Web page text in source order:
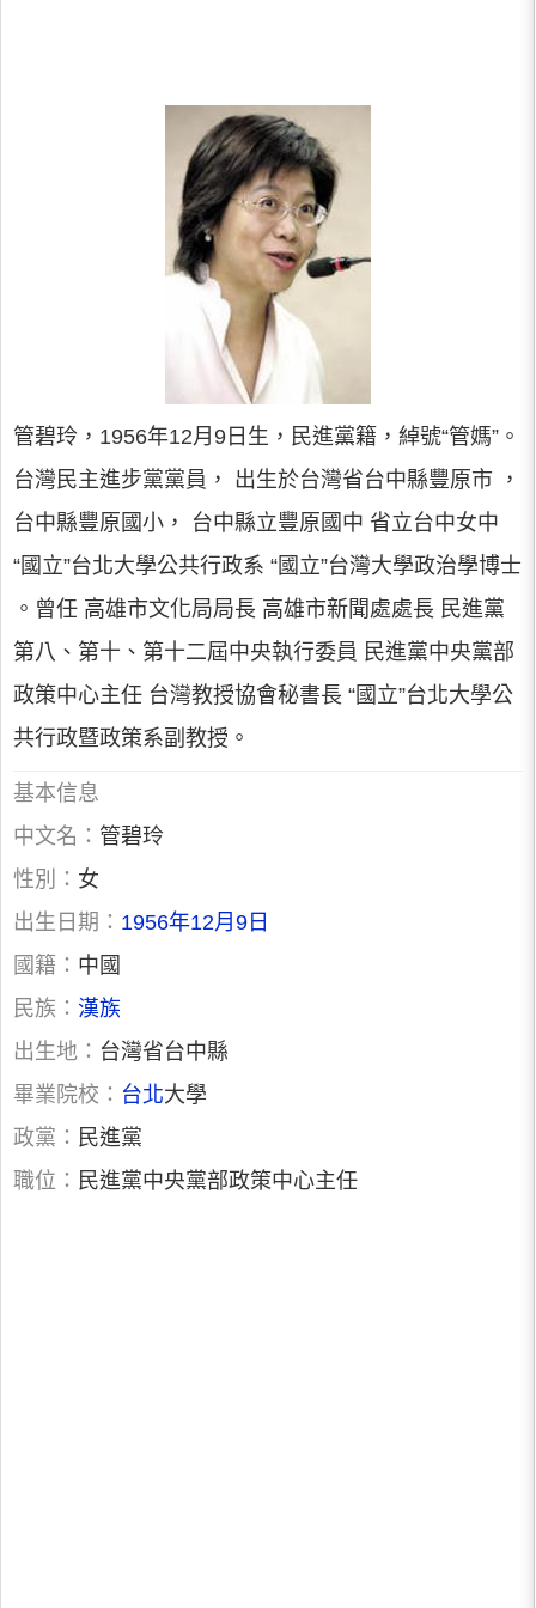
管碧玲，1956年12月9日生，民進黨籍，綽號“管媽”。
台灣民主進步黨黨員， 出生於台灣省台中縣豐原市 ，
台中縣豐原國小， 台中縣立豐原國中 省立台中女中
“國立”台北大學公共行政系 “國立”台灣大學政治學博士
。曾任 高雄市文化局局長 高雄市新聞處處長 民進黨
第八、第十、第十二屆中央執行委員 民進黨中央黨部
政策中心主任 台灣教授協會秘書長 “國立”台北大學公
共行政暨政策系副教授。
基本信息
中文名： 管碧玲
性別： 女
出生日期： 1956年12月9日
國籍： 中國
民族： 漢族
出生地： 台灣省台中縣
畢業院校： 台北大學
政黨： 民進黨
職位： 民進黨中央黨部政策中心主任